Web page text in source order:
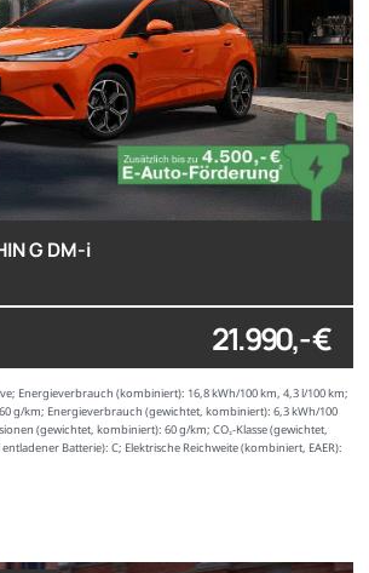
G DM-i
21.990,- €
Energieverbrauch (kombiniert): 16,8 kWh/100 km, 4,3 l/100 km;
g/km; Energieverbrauch (gewichtet, kombiniert): 6,3 kWh/100
(gewichtet, kombiniert): 60 g/km; CO₂-Klasse (gewichtet,
Batterie): C; Elektrische Reichweite (kombiniert, EAER):